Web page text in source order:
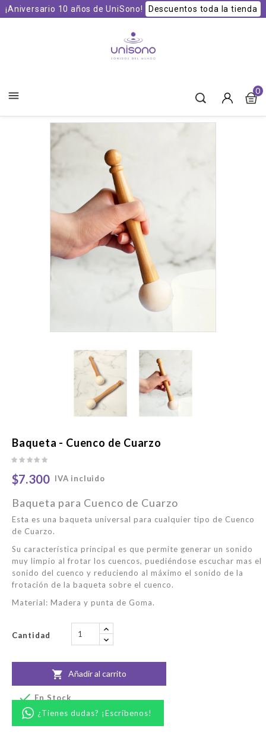
¡Aniversario 10 años de UniSono! Descuentos toda la tienda
 0
Baqueta - Cuenco de Cuarzo
$7.300 IVA incluido
Baqueta para Cuenco de Cuarzo
Esta es una baqueta universal para cualquier tipo de Cuenco
de Cuarzo.
Su característica principal es que permite generar un sonido
muy limpio al frotar los cuencos, puediéndose escuchar mas el
sonido del cuenco y reduciendo al máximo el sonido de la
frotación de la baqueta sobre el cuenco.
Material: Madera y punta de Goma.
Cantidad
 Añadir al carrito
En Stock
¿Tienes dudas? ¡Escríbenos!